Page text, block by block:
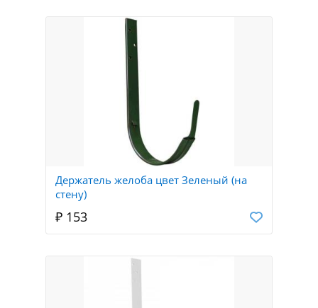
Держатель желоба цвет Зеленый (на
стену)
₽ 153